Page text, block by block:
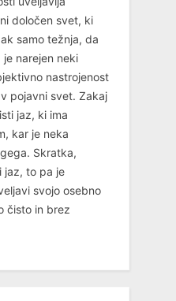
določen svet, ki
samo težnja, da
je narejen neki
nastrojenost
pojavni svet. Zakaj
jaz, ki ima
kar je neka
Skratka,
jaz, to pa je
svojo osebno
čisto in brez